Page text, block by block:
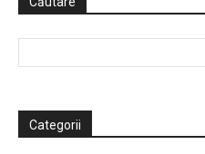
Categorii